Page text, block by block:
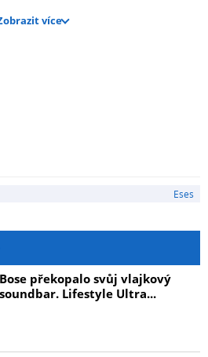
náušníků.
více
Eses
Bose překopalo svůj vlajkový
soundbar. Lifestyle Ultra...